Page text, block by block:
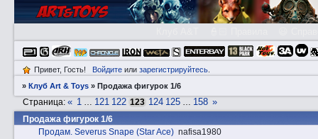
Привет, Гость! Войдитеили зарегистрируйтесь.
»Клуб Art & Toys »Продажа фигурок 1/6
Продажа фигурок 1/6
Страница:« 1 … 121 122 123 124 125 … 158 »
Прoдам. Severus Snape (Star Ace) nafisa1980